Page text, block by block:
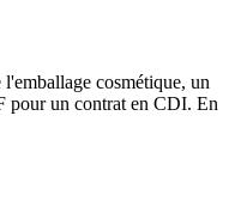
cosmétique, un
pour un contrat en CDI. En